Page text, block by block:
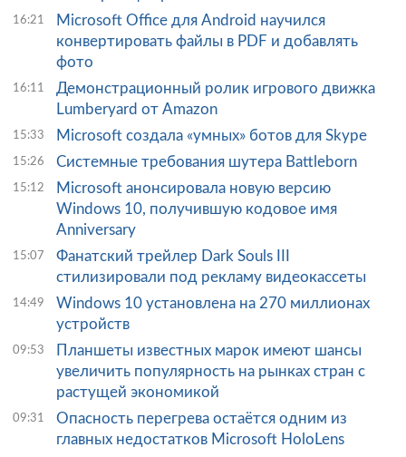
16:21
Microsoft Office для Android научился
конвертировать файлы в PDF и добавлять
фото
16:11
Демонстрационный ролик игрового движка
Lumberyard от Amazon
15:33 Microsoft создала «умных» ботов для Skype
15:26 Системные требования шутера Battleborn
15:12
Microsoft анонсировала новую версию
Windows 10, получившую кодовое имя
Anniversary
15:07
Фанатский трейлер Dark Souls III
стилизировали под рекламу видеокассеты
14:49
Windows 10 установлена на 270 миллионах
устройств
09:53
Планшеты известных марок имеют шансы
увеличить популярность на рынках стран с
растущей экономикой
09:31
Опасность перегрева остаётся одним из
главных недостатков Microsoft HoloLens